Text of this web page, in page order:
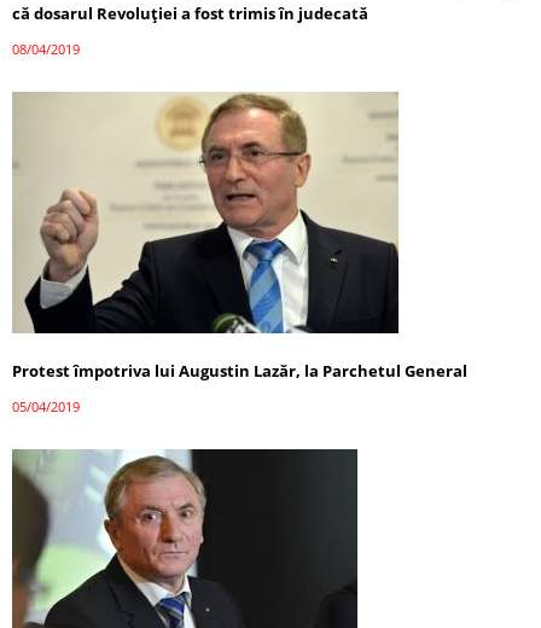
că dosarul Revoluţiei a fost trimis în judecată
08/04/2019
Protest împotriva lui Augustin Lazăr, la Parchetul General
05/04/2019